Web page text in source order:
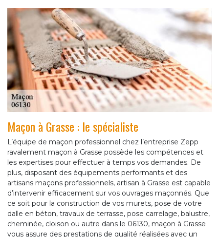
Maçon à Grasse : le spécialiste
L’équipe de maçon professionnel chez l’entreprise Zepp
ravalement maçon à Grasse possède les compétences et
les expertises pour effectuer à temps vos demandes. De
plus, disposant des équipements performants et des
artisans maçons professionnels, artisan à Grasse est capable
d’intervenir efficacement sur vos ouvrages maçonnés. Que
ce soit pour la construction de vos murets, pose de votre
dalle en béton, travaux de terrasse, pose carrelage, balustre,
cheminée, cloison ou autre dans le 06130, maçon à Grasse
vous assure des prestations de qualité réalisées avec un